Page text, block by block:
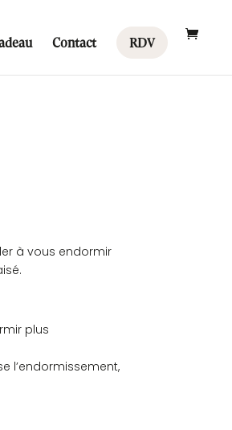
Contact RDV
à vous endormir
plus
l’endormissement,